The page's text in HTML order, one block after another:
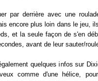
par derrière avec une
encore plus loin dans le jeu,
et la seule façon de s'en
avant de leur sauter/
quelques infos sur
comme d'une hélice,